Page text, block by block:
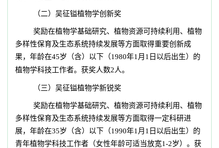
（二）吴征镒植物学创新奖
奖励在植物学基础研究、植物资源可持续利用、植物
多样性保育及生态系统持续发展等方面取得重要创新成
果，年龄在45岁（含）以下（1980年1月1日以后出生）的
植物学科技工作者。获奖人数2人。
（三）吴征镒植物学新锐奖
奖励在植物学基础研究、植物资源可持续利用、植物
多样性保育及生态系统持续发展等方面取得一定科研进
展，年龄在35岁（含）以下（1990年1月1日以后出生）的
青年植物学科技工作者（女性年龄可适当放宽1-2岁）。获